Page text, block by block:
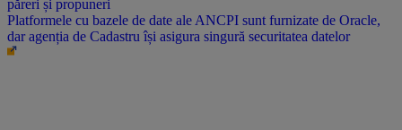
Platformele cu bazele de date ale ANCPI sunt furnizate de Oracle,
dar agenția de Cadastru își asigura singură securitatea datelor